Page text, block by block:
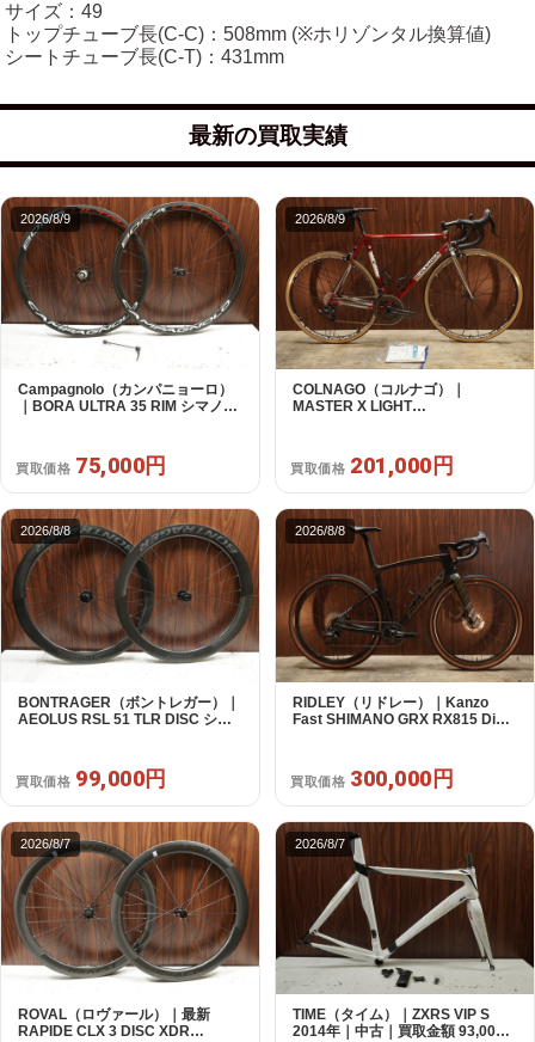
サイズ：49
トップチューブ長(C-C)：508mm (※ホリゾンタル換算値)
シートチューブ長(C-T)：431mm
最新の買取実績
2026/8/9
Campagnolo（カンパニョーロ）
｜BORA ULTRA 35 RIM シマノフ
買取価格 75,000円
2026/8/9
COLNAGO（コルナゴ）｜
MASTER X LIGHT
年｜美品｜買取金額 201,000円
買取価格 201,000円
2026/8/8
BONTRAGER（ボントレガー）｜
AEOLUS RSL 51 TLR DISC シマ
買取価格 99,000円
2026/8/8
RIDLEY（リドレー）｜Kanzo
Fast SHIMANO GRX RX815 Di2
買取価格 300,000円
2026/8/7
ROVAL（ロヴァール）｜最新
RAPIDE CLX 3 DISC XDR
2026/8/7
TIME（タイム）｜ZXRS VIP S
2014年｜中古｜買取金額 93,000